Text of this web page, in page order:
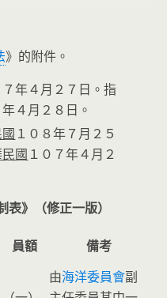
》的附件。
７年４月２７日。指
４月２８日。
１０８年７月２５
國 １０７年４月２
表》（修正一版）
員額 備考
由海洋委員會副